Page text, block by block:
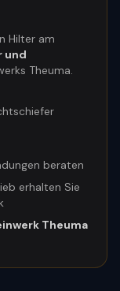
Hilter am
und
Theuma.
beraten
erhalten Sie
Theuma